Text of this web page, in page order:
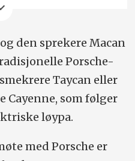
batteri.
:
mm.
liter (1348 liter
den sprekere Macan
Porsche-
Taycan eller
Cayenne, som følger
løypa.
med Porsche er